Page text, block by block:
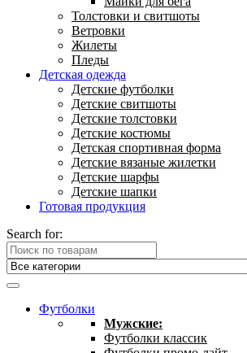
Толстовки и свитшоты
Ветровки
Жилеты
Пледы
Детская одежда
Детские футболки
Детские свитшоты
Детские толстовки
Детские костюмы
Детская спортивная форма
Детские вязаные жилетки
Детские шарфы
Детские шапки
Готовая продукция
Search for:
Футболки
Мужские:
Футболки классик